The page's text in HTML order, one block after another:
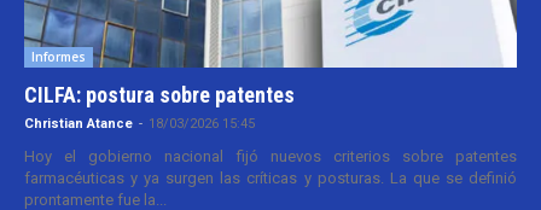
Informes
CILFA: postura sobre patentes
Christian Atance - 18/03/2026 15:45
Hoy el gobierno nacional fijó nuevos criterios sobre patentes
farmacéuticas y ya surgen las críticas y posturas. La que se definió
prontamente fue la...